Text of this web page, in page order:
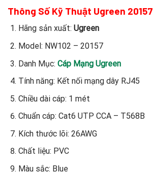
Thông Số Kỹ Thuật Ugreen 20157
Hãng sản xuất: Ugreen
Model: NW102 – 20157
Danh Mục: Cáp Mạng Ugreen
Tính năng: Kết nối mạng dây RJ45
Chiều dài cáp: 1 mét
Chuẩn cáp: Cat6 UTP CCA – T568B
Kích thước lõi: 26AWG
Chất liệu: PVC
Màu sắc: Blue